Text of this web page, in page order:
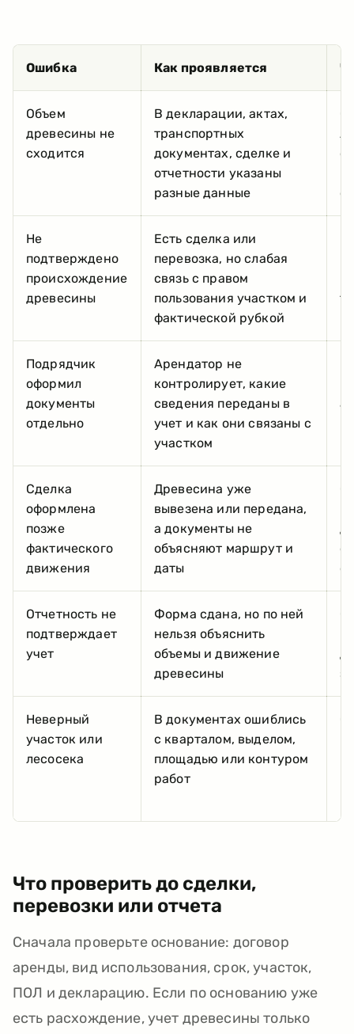
Ошибка Как проявляется
Объем
древесины не
сходится
В декларации, актах,
транспортных
документах, сделке и
отчетности указаны
разные данные
Не
подтверждено
происхождение
древесины
Есть сделка или
перевозка, но слабая
связь с правом
пользования участком и
фактической рубкой
Подрядчик
оформил
документы
отдельно
Арендатор не
контролирует, какие
сведения переданы в
учет и как они связаны с
участком
Сделка
оформлена
позже
фактического
движения
Древесина уже
вывезена или передана,
а документы не
объясняют маршрут и
даты
Отчетность не
подтверждает
учет
Форма сдана, но по ней
нельзя объяснить
объемы и движение
древесины
Неверный
участок или
лесосека
В документах ошиблись
с кварталом, выделом,
площадью или контуром
работ
Что проверить до сделки,
перевозки или отчета
Сначала проверьте основание: договор
аренды, вид использования, срок, участок,
ПОЛ и декларацию. Если по основанию уже
есть расхождение, учет древесины только